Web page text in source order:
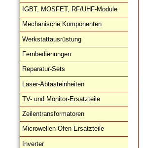
IGBT, MOSFET, RF/UHF-Module
Mechanische Komponenten
Werkstattausrüstung
Fernbedienungen
Reparatur-Sets
Laser-Abtasteinheiten
TV- und Monitor-Ersatzteile
Zeilentransformatoren
Microwellen-Ofen-Ersatzteile
Inverter